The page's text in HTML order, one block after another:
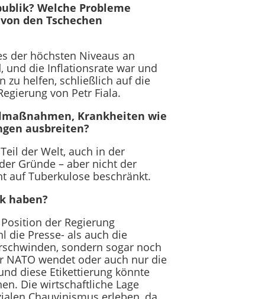
Welche Probleme
den Tschechen
der höchsten Niveaus an
und die Inflationsrate war und
zu helfen, schließlich auf die
von Petr Fiala.
Krankheiten wie
ausbreiten?
der Welt, auch in der
Gründe – aber nicht der
auf Tuberkulose beschränkt.
haben?
der Regierung
die Presse- als auch die
sondern sogar noch
NATO wendet oder auch nur die
diese Etikettierung könnte
Die wirtschaftliche Lage